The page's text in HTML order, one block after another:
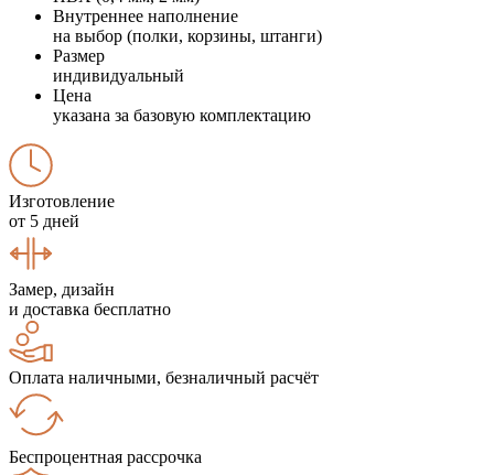
Внутреннее наполнение
на выбор (полки, корзины, штанги)
Размер
индивидуальный
Цена
указана за базовую комплектацию
Изготовление
от 5 дней
Замер, дизайн
и доставка бесплатно
Оплата наличными, безналичный расчёт
Беспроцентная рассрочка